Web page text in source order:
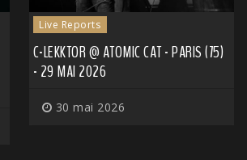
Live Reports
C-LEKKTOR @ ATOMIC CAT - PARIS (75)
- 29 MAI 2026
30 mai 2026